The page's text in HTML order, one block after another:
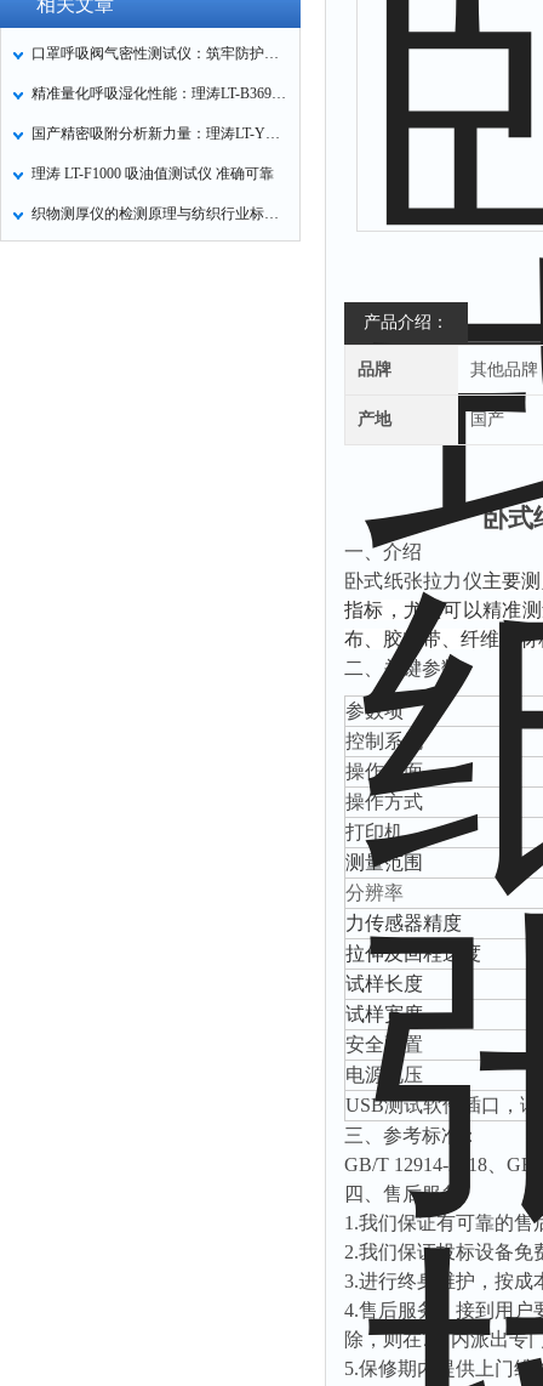
相关文章
口罩呼吸阀气密性测试仪：筑牢防护口罩的质量关卡
精准量化呼吸湿化性能：理涛LT-B369湿化器数据采集装置技术解析
国产精密吸附分析新力量：理涛LT-Y019A全自动高压吸附仪的性能与应用解析
理涛 LT-F1000 吸油值测试仪 准确可靠
织物测厚仪的检测原理与纺织行业标准化应用
产品介绍：
品牌 其他品牌
产地 国产
卧式
‌一、介绍
卧式纸张拉力仪主要
指标，尤其可以精准
布、胶粘带、纤维等
‌二、关键参数
‌参数项‌
控制系统
操作界面
操作方式
打印机
测量范围
分辨率
力传感器精度
拉伸及回程速度
试样长度
试样宽度
安全配置
电源电压
USB测试软件插口，
三、 参考标准：
GB/T 12914-2018、
四、 售后服务
1 .我们保证有可靠的售
2.我们保证投标设备免
3.进行终身维护，按成
4.售后服务：接到用户
除，则在7日内派出专
5.保修期内提供上门维